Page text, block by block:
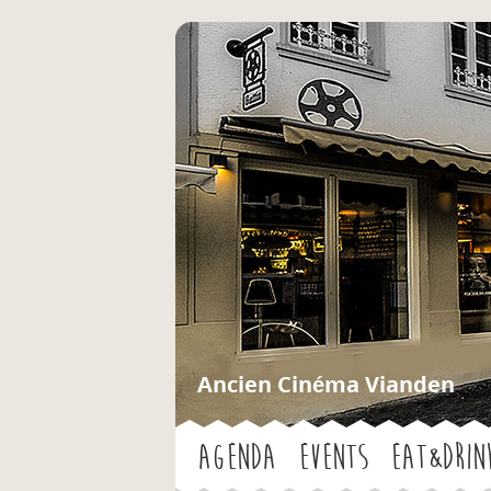
Ancien Cinéma Vianden
Agenda Events